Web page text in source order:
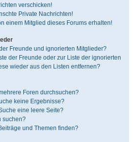
verschicken!
Private Nachrichten!
einem Mitglied dieses Forums erhalten!
Freunde und ignorierten Mitglieder?
der Freunde oder zur Liste der ignorierten
wieder aus den Listen entfernen?
Foren durchsuchen?
keine Ergebnisse?
eine leere Seite?
suchen?
und Themen finden?